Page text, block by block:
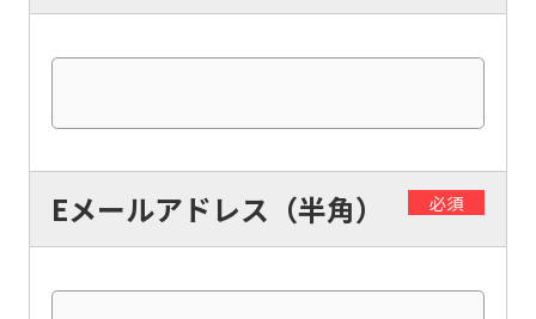
Eメールアドレス（半角） 必須